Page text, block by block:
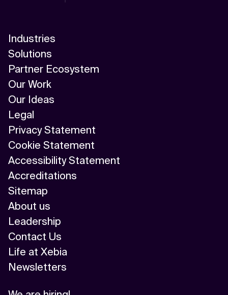
Industries
Solutions
Partner Ecosystem
Our Work
Our Ideas
Legal
Privacy Statement
Cookie Statement
Accessibility Statement
Accreditations
Sitemap
About us
Leadership
Contact Us
Life at Xebia
Newsletters